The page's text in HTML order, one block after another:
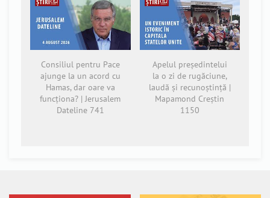
Consiliul pentru Pace
ajunge la un acord cu
Hamas, dar oare va
funcționa? | Jerusalem
Dateline 741
Apelul președintelui
la o zi de rugăciune,
laudă și recunoștință |
Mapamond Creștin
1150